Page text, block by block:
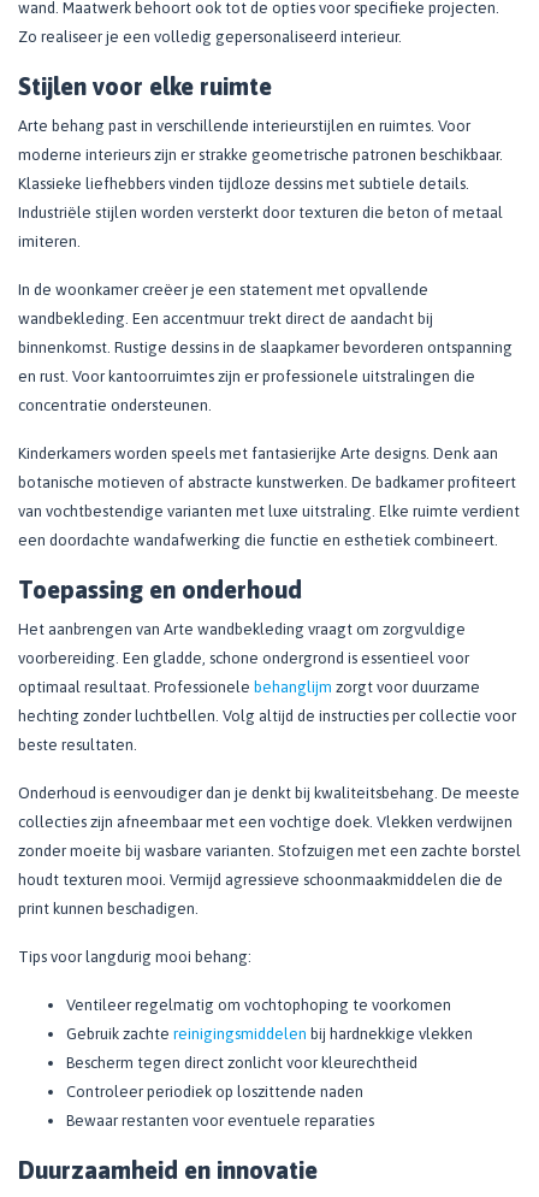
wand. Maatwerk behoort ook tot de opties voor specifieke projecten.
Zo realiseer je een volledig gepersonaliseerd interieur.
Stijlen voor elke ruimte
Arte behang past in verschillende interieurstijlen en ruimtes. Voor
moderne interieurs zijn er strakke geometrische patronen beschikbaar.
Klassieke liefhebbers vinden tijdloze dessins met subtiele details.
Industriële stijlen worden versterkt door texturen die beton of metaal
imiteren.
In de woonkamer creëer je een statement met opvallende
wandbekleding. Een accentmuur trekt direct de aandacht bij
binnenkomst. Rustige dessins in de slaapkamer bevorderen ontspanning
en rust. Voor kantoorruimtes zijn er professionele uitstralingen die
concentratie ondersteunen.
Kinderkamers worden speels met fantasierijke Arte designs. Denk aan
botanische motieven of abstracte kunstwerken. De badkamer profiteert
van vochtbestendige varianten met luxe uitstraling. Elke ruimte verdient
een doordachte wandafwerking die functie en esthetiek combineert.
Toepassing en onderhoud
Het aanbrengen van Arte wandbekleding vraagt om zorgvuldige
voorbereiding. Een gladde, schone ondergrond is essentieel voor
optimaal resultaat. Professionele behanglijm zorgt voor duurzame
hechting zonder luchtbellen. Volg altijd de instructies per collectie voor
beste resultaten.
Onderhoud is eenvoudiger dan je denkt bij kwaliteitsbehang. De meeste
collecties zijn afneembaar met een vochtige doek. Vlekken verdwijnen
zonder moeite bij wasbare varianten. Stofzuigen met een zachte borstel
houdt texturen mooi. Vermijd agressieve schoonmaakmiddelen die de
print kunnen beschadigen.
Tips voor langdurig mooi behang:
Ventileer regelmatig om vochtophoping te voorkomen
Gebruik zachte reinigingsmiddelen bij hardnekkige vlekken
Bescherm tegen direct zonlicht voor kleurechtheid
Controleer periodiek op loszittende naden
Bewaar restanten voor eventuele reparaties
Duurzaamheid en innovatie